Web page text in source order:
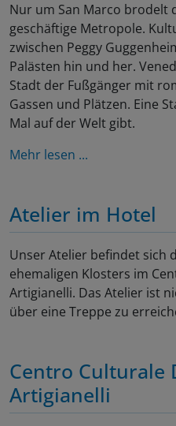
Nur um San Marco brodelt
geschäftige Metropole.
zwischen Peggy
Palästen hin und her.
Stadt der Fußgänger mit
Gassen und Plätzen. Eine
Mal auf der Welt gibt.
Mehr lesen ...
Atelier im Hotel
Unser Atelier befindet sich
ehemaligen Klosters im
Artigianelli. Das Atelier ist
über eine Treppe zu
Centro Culturale
Artigianelli